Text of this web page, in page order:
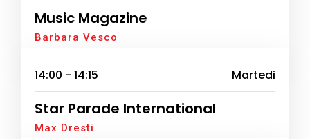
Music Magazine
Barbara Vesco
14:00 - 14:15 Martedi
Star Parade International
Max Dresti